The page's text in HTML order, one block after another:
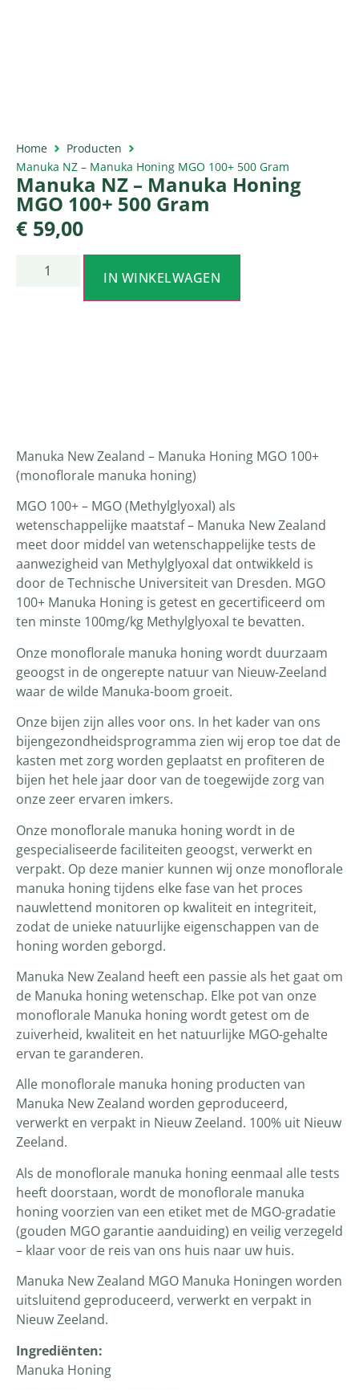
Home
Producten
Manuka NZ – Manuka Honing MGO 100+ 500 Gram
Manuka NZ – Manuka Honing
MGO 100+ 500 Gram
€ 59,00
IN WINKELWAGEN
Manuka New Zealand – Manuka Honing MGO 100+
(monoflorale manuka honing)
MGO 100+ – MGO (Methylglyoxal) als
wetenschappelijke maatstaf – Manuka New Zealand
meet door middel van wetenschappelijke tests de
aanwezigheid van Methylglyoxal dat ontwikkeld is
door de Technische Universiteit van Dresden. MGO
100+ Manuka Honing is getest en gecertificeerd om
ten minste 100mg/kg Methylglyoxal te bevatten.
Onze monoflorale manuka honing wordt duurzaam
geoogst in de ongerepte natuur van Nieuw-Zeeland
waar de wilde Manuka-boom groeit.
Onze bijen zijn alles voor ons. In het kader van ons
bijengezondheidsprogramma zien wij erop toe dat de
kasten met zorg worden geplaatst en profiteren de
bijen het hele jaar door van de toegewijde zorg van
onze zeer ervaren imkers.
Onze monoflorale manuka honing wordt in de
gespecialiseerde faciliteiten geoogst, verwerkt en
verpakt. Op deze manier kunnen wij onze monoflorale
manuka honing tijdens elke fase van het proces
nauwlettend monitoren op kwaliteit en integriteit,
zodat de unieke natuurlijke eigenschappen van de
honing worden geborgd.
Manuka New Zealand heeft een passie als het gaat om
de Manuka honing wetenschap. Elke pot van onze
monoflorale Manuka honing wordt getest om de
zuiverheid, kwaliteit en het natuurlijke MGO-gehalte
ervan te garanderen.
Alle monoflorale manuka honing producten van
Manuka New Zealand worden geproduceerd,
verwerkt en verpakt in Nieuw Zeeland. 100% uit Nieuw
Zeeland.
Als de monoflorale manuka honing eenmaal alle tests
heeft doorstaan, wordt de monoflorale manuka
honing voorzien van een etiket met de MGO-gradatie
(gouden MGO garantie aanduiding) en veilig verzegeld
– klaar voor de reis van ons huis naar uw huis.
Manuka New Zealand MGO Manuka Honingen worden
uitsluitend geproduceerd, verwerkt en verpakt in
Nieuw Zeeland.
Ingrediënten:
Manuka Honing